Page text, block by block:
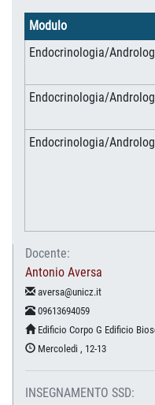
Modulo
Endocrinologia/
Endocrinologia/
Endocrinologia/
Docente:
Antonio Aversa
aversa@unicz.it
09613694059
Edificio Corpo G Edificio
Mercoledi , 12-13
INSEGNAMENTO SSD: